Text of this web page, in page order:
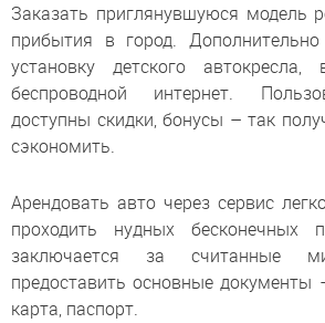
Заказать приглянувшуюся модель
прибытия в город.
установку детского автокресла,
беспроводной интернет.
доступны скидки, бонусы – так
сэкономить.
Арендовать авто через сервис
проходить нудных бесконечных
заключается за считанные
предоставить основные документы
карта, паспорт.